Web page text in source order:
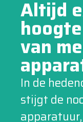
Altijd
van
In de
stijgt de